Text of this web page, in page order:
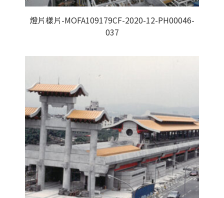
燈片樣片-MOFA109179CF-2020-12-PH00046-
037